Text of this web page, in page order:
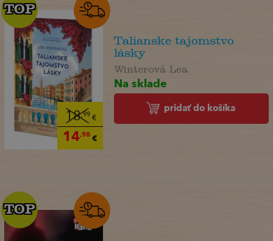
18,99 €
14,98€
TOP
TOP
Talianske tajomstvo
lásky
Winterová Lea
Na sklade
pridať do košíka
TOP
TOP